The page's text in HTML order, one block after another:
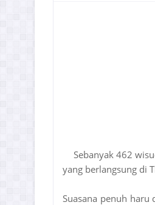
Sebanyak 462
yang berlangsung di
Suasana penuh